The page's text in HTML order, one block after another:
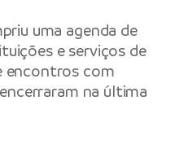
uma agenda de
e serviços de
encontros com
na última